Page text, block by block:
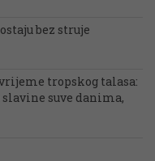
bez struje
tropskog talasa:
suve danima,